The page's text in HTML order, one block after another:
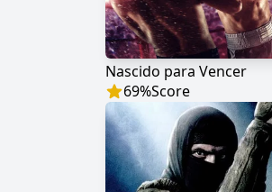
Nascido para Vencer
69%Score